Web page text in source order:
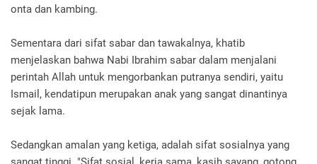
onta dan kambing.
Sementara dari sifat sabar dan tawakalnya, khatib
menjelaskan bahwa Nabi Ibrahim sabar dalam menjalani
perintah Allah untuk mengorbankan putranya sendiri, yaitu
Ismail, kendatipun merupakan anak yang sangat dinantinya
sejak lama.
Sedangkan amalan yang ketiga, adalah sifat sosialnya yang